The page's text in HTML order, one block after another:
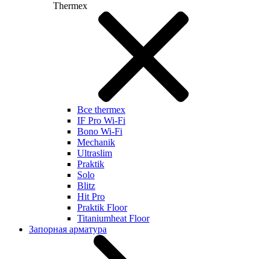
Thermex
Все thermex
IF Pro Wi-Fi
Bono Wi-Fi
Mechanik
Ultraslim
Praktik
Solo
Blitz
Hit Pro
Praktik Floor
Titaniumheat Floor
Запорная арматура